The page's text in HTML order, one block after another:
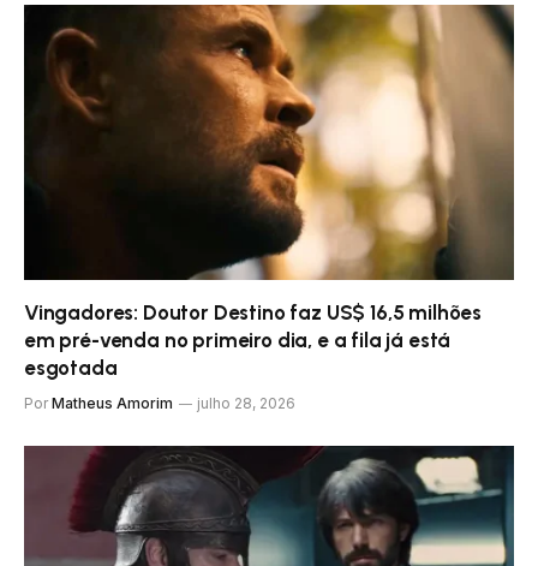
Vingadores: Doutor Destino faz US$ 16,5 milhões
em pré-venda no primeiro dia, e a fila já está
esgotada
Por Matheus Amorim julho 28, 2026